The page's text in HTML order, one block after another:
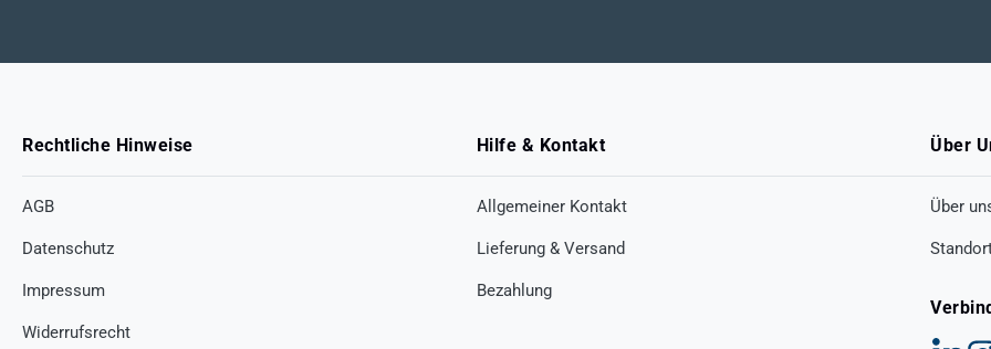
Rechtliche Hinweise
AGB
Datenschutz
Impressum
Widerrufsrecht
Hilfe & Kontakt
Allgemeiner Kontakt
Lieferung & Versand
Bezahlung
Über
Über